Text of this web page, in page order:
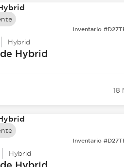
Inventario
Hybrid
Hybrid
18
Inventario
Hybrid